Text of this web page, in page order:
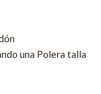
una Polera talla